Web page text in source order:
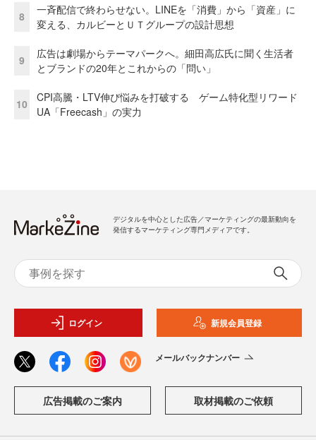
8
一斉配信で終わらせない。LINEを「消費」から「資産」に
変える、カルビーとＵＴグループの設計思想
9
広告は劇場からテーマパークへ。細田高広氏に聞く生活者
とブランドの20年とこれからの「問い」
10
CPI高騰・LTV伸び悩みを打破する ゲーム特化型リワード
UA「Freecash」の実力
デジタルを中心とした広告／マーケティングの最新動向を
発信するマーケティング専門メディアです。
ログイン 新規会員登録
メールバックナンバー
広告掲載のご案内 取材掲載のご依頼